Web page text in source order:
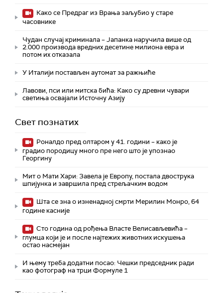
Како се Предраг из Врања заљубио у старе
часовнике
Чудан случај криминала – Јапанка наручила више од
2.000 производа вредних десетине милиона евра и
потом их отказала
У Италији постављен аутомат за ражњиће
Лавови, пси или митска бића: Како су древни чувари
светиња освајали Источну Азију
Свет познатих
Роналдо пред олтаром у 41. години – како је
градио породицу много пре него што је упознао
Георгину
Мит о Мати Хари: Завела је Европу, постала двострука
шпијунка и завршила пред стрељачким водом
Шта се зна о изненадној смрти Мерилин Монро, 64
године касније
Сто година од рођења Власте Велисављевића –
глумца који је и после најтежих животних искушења
остао насмејан
И њему треба додатни посао: Чешки председник ради
као фотограф на трци Формуле 1